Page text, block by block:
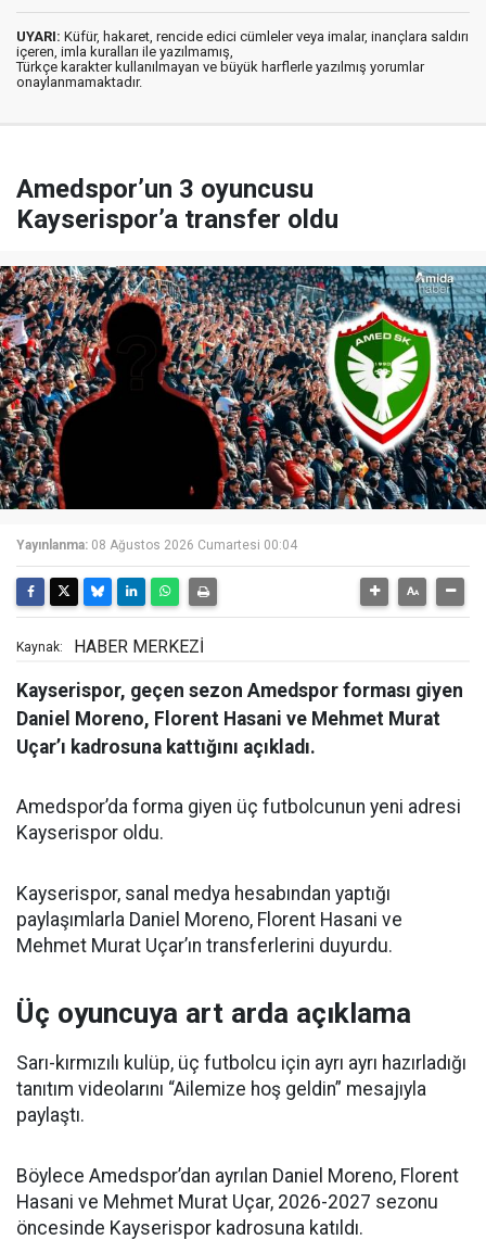
UYARI: Küfür, hakaret, rencide edici cümleler veya imalar, inançlara saldırı
içeren, imla kuralları ile yazılmamış,
Türkçe karakter kullanılmayan ve büyük harflerle yazılmış yorumlar
onaylanmamaktadır.
Amedspor’un 3 oyuncusu
Kayserispor’a transfer oldu
Yayınlanma: 08 Ağustos 2026 Cumartesi 00:04
Kaynak: HABER MERKEZİ
Kayserispor, geçen sezon Amedspor forması giyen
Daniel Moreno, Florent Hasani ve Mehmet Murat
Uçar’ı kadrosuna kattığını açıkladı.
Amedspor’da forma giyen üç futbolcunun yeni adresi
Kayserispor oldu.
Kayserispor, sanal medya hesabından yaptığı
paylaşımlarla Daniel Moreno, Florent Hasani ve
Mehmet Murat Uçar’ın transferlerini duyurdu.
Üç oyuncuya art arda açıklama
Sarı-kırmızılı kulüp, üç futbolcu için ayrı ayrı hazırladığı
tanıtım videolarını “Ailemize hoş geldin” mesajıyla
paylaştı.
Böylece Amedspor’dan ayrılan Daniel Moreno, Florent
Hasani ve Mehmet Murat Uçar, 2026-2027 sezonu
öncesinde Kayserispor kadrosuna katıldı.